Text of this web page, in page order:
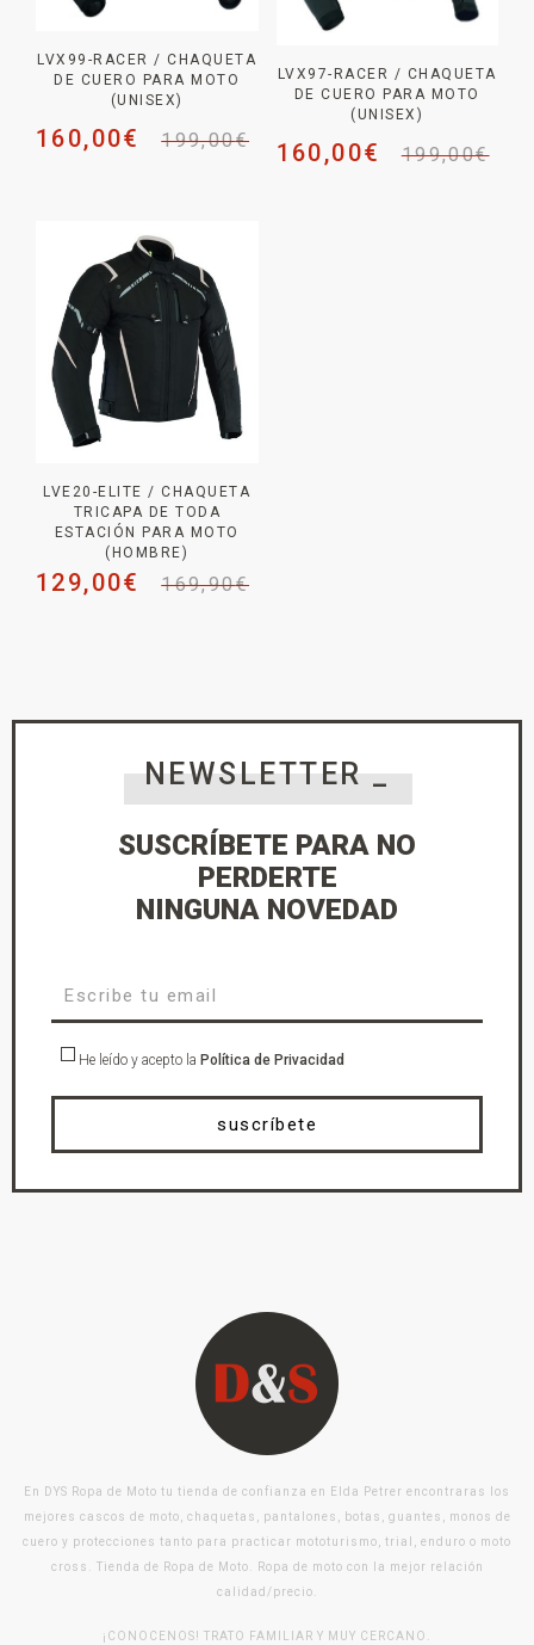
LVX99-RACER / CHAQUETA
DE CUERO PARA MOTO
(UNISEX)
199,00€
160,00€
LVX97-RACER / CHAQUETA
DE CUERO PARA MOTO
(UNISEX)
199,00€
160,00€
LVE20-ELITE / CHAQUETA
TRICAPA DE TODA
ESTACIÓN PARA MOTO
(HOMBRE)
169,90€
129,00€
NEWSLETTER _
SUSCRÍBETE PARA NO
PERDERTE
NINGUNA NOVEDAD
He leído y acepto la Política de Privacidad
suscríbete
En DYS Ropa de Moto tu tienda de confianza en Elda Petrer encontraras los
mejores cascos de moto, chaquetas, pantalones, botas, guantes, monos de
cuero y protecciones tanto para practicar mototurismo, trial, enduro o moto
cross. Tienda de Ropa de Moto. Ropa de moto con la mejor relación
calidad/precio.
¡CONOCENOS! TRATO FAMILIAR Y MUY CERCANO.